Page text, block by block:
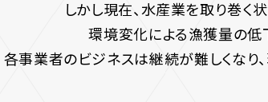
しかし現在、水産業を取り巻く状
環境変化による漁獲量の低
各事業者のビジネスは継続が難しくなり、